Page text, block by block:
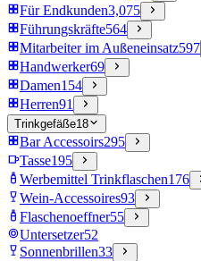
Für Endkunden3,075
Führungskräfte564
Mitarbeiter im Außeneinsatz597
Handwerker69
Damen154
Herren91
Trinkgefäße18
Bar Accessoirs295
Tasse195
Werbemittel Trinkflaschen176
Wein-Accessoires93
Flaschenoeffner55
Untersetzer52
Sonnenbrillen33